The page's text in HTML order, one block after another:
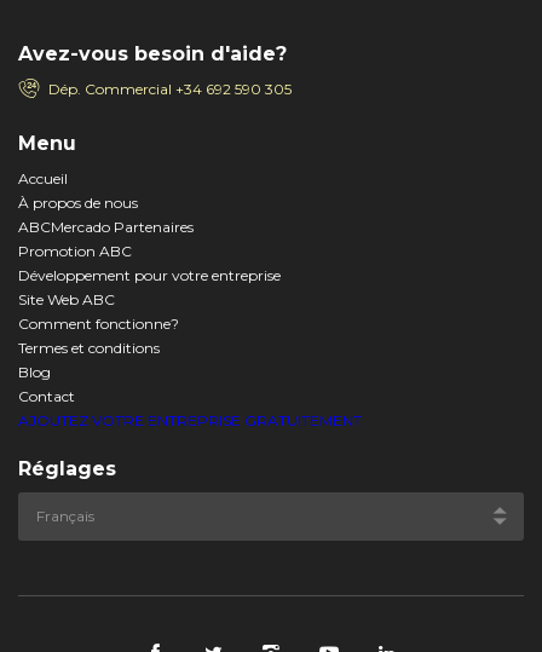
Avez-vous besoin d'aide?
Dép. Commercial +34 692 590 305
Menu
Accueil
À propos de nous
ABCMercado Partenaires
Promotion ABC
Développement pour votre entreprise
Site Web ABC
Comment fonctionne?
Termes et conditions
Blog
Contact
AJOUTEZ VOTRE ENTREPRISE GRATUITEMENT
Réglages